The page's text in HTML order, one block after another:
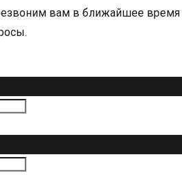
вам в ближайшее время